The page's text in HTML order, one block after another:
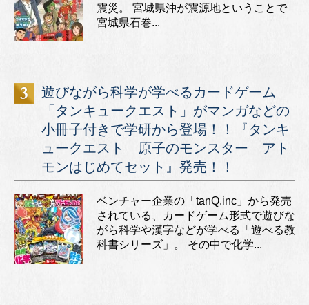
震災。 宮城県沖が震源地ということで
宮城県石巻...
遊びながら科学が学べるカードゲーム
「タンキュークエスト」がマンガなどの
小冊子付きで学研から登場！！『タンキ
ュークエスト 原子のモンスター アト
モンはじめてセット』発売！！
ベンチャー企業の「tanQ.inc」から発売
されている、カードゲーム形式で遊びな
がら科学や漢字などが学べる「遊べる教
科書シリーズ」。 その中で化学...